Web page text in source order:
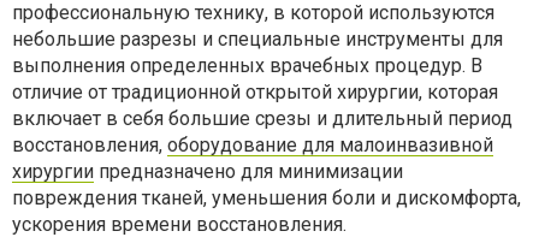
профессиональную технику, в которой используются
небольшие разрезы и специальные инструменты для
выполнения определенных врачебных процедур. В
отличие от традиционной открытой хирургии, которая
включает в себя большие срезы и длительный период
восстановления, оборудование для малоинвазивной
хирургии предназначено для минимизации
повреждения тканей, уменьшения боли и дискомфорта,
ускорения времени восстановления.